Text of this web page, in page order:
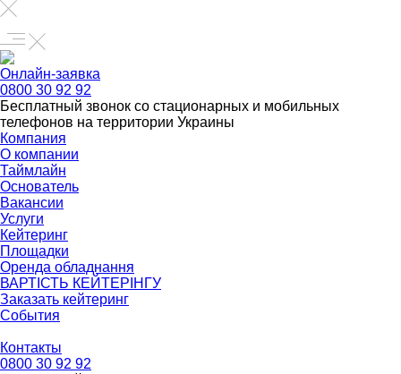
Онлайн-заявка
0800 30 92 92
Бесплатный звонок со стационарных и мобильных
телефонов на территории Украины
Компания
О компании
Таймлайн
Основатель
Вакансии
Услуги
Кейтеринг
Площадки
Оренда обладнання
ВАРТІСТЬ КЕЙТЕРІНГУ
Заказать кейтеринг
События
Контакты
0800 30 92 92